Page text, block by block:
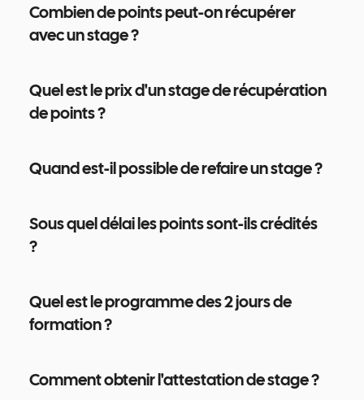
Combien de points peut-on récupérer
avec un stage ?
Quel est le prix d'un stage de récupération
de points ?
Quand est-il possible de refaire un stage ?
Sous quel délai les points sont-ils crédités
?
Quel est le programme des 2 jours de
formation ?
Comment obtenir l'attestation de stage ?